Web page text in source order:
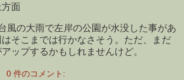
方面
風の大雨で左岸の公園が水没した事があ
そこまでは行かなさそう。ただ、まだ
ップするかもしれませんけど。
0 件のコメント: